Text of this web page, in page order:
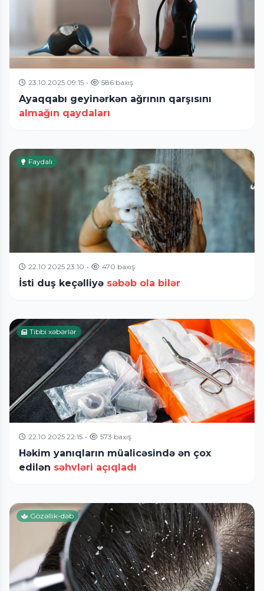
23.10.2025 09:15 • 586 baxış
Ayaqqabı geyinərkən ağrının qarşısını
almağın qaydaları
Faydalı
22.10.2025 23:10 • 470 baxış
İsti duş keçəlliyə səbəb ola bilər
Tibbi xəbərlər
22.10.2025 22:15 • 573 baxış
Həkim yanıqların müalicəsində ən çox
edilən səhvləri açıqladı
Gözəllik-dəb